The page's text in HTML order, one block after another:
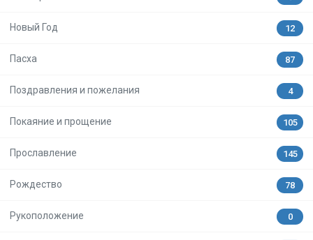
Новый Год 12
Пасха 87
Поздравления и пожелания 4
Покаяние и прощение 105
Прославление 145
Рождество 78
Рукоположение 0